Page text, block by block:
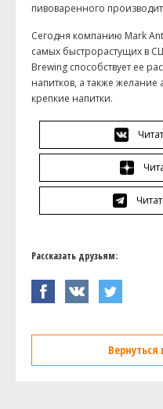
пивоваренного
Сегодня компанию Mark
самых быстрорастущих в
Brewing способствует ее
напитков, а также
крепкие напитки.
Рассказать друзьям:
Вернуться